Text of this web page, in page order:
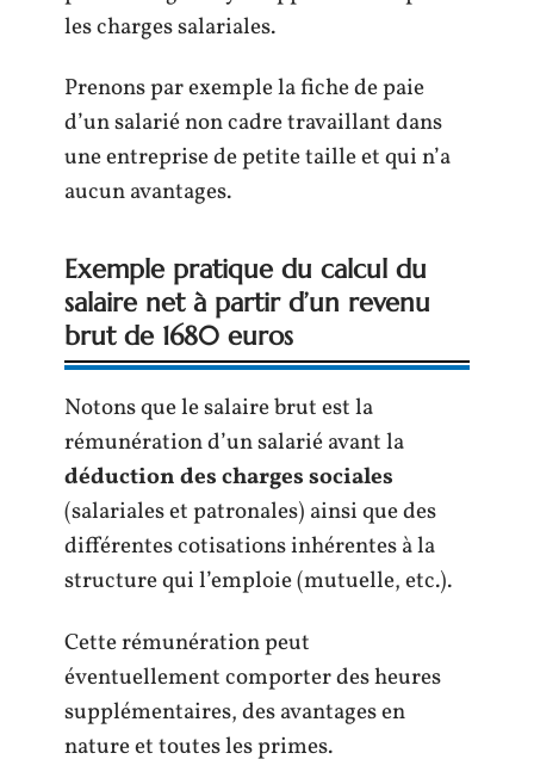
les charges salariales.
Prenons par exemple la fiche de paie
d’un salarié non cadre travaillant dans
une entreprise de petite taille et qui n’a
aucun avantages.
Exemple pratique du calcul du
salaire net à partir d’un revenu
brut de 1680 euros
Notons que le salaire brut est la
rémunération d’un salarié avant la
déduction des charges sociales
(salariales et patronales) ainsi que des
différentes cotisations inhérentes à la
structure qui l’emploie (mutuelle, etc.).
Cette rémunération peut
éventuellement comporter des heures
supplémentaires, des avantages en
nature et toutes les primes.